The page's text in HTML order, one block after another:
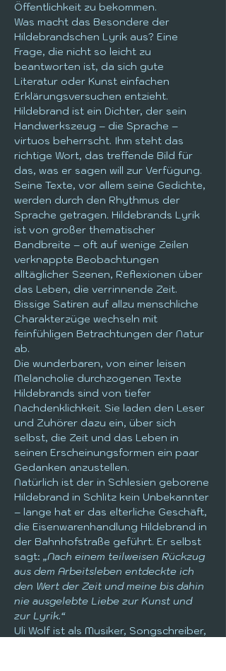
Öffentlichkeit zu bekommen.
Was macht das Besondere der
Hildebrandschen Lyrik aus? Eine
Frage, die nicht so leicht zu
beantworten ist, da sich gute
Literatur oder Kunst einfachen
Erklärungsversuchen entzieht.
Hildebrand ist ein Dichter, der sein
Handwerkszeug – die Sprache –
virtuos beherrscht. Ihm steht das
richtige Wort, das treffende Bild für
das, was er sagen will zur Verfügung.
Seine Texte, vor allem seine Gedichte,
werden durch den Rhythmus der
Sprache getragen. Hildebrands Lyrik
ist von großer thematischer
Bandbreite – oft auf wenige Zeilen
verknappte Beobachtungen
alltäglicher Szenen, Reflexionen über
das Leben, die verrinnende Zeit.
Bissige Satiren auf allzu menschliche
Charakterzüge wechseln mit
feinfühligen Betrachtungen der Natur
ab.
Die wunderbaren, von einer leisen
Melancholie durchzogenen Texte
Hildebrands sind von tiefer
Nachdenklichkeit. Sie laden den Leser
und Zuhörer dazu ein, über sich
selbst, die Zeit und das Leben in
seinen Erscheinungsformen ein paar
Gedanken anzustellen.
Natürlich ist der in Schlesien geborene
Hildebrand in Schlitz kein Unbekannter
– lange hat er das elterliche Geschäft,
die Eisenwarenhandlung Hildebrand in
der Bahnhofstraße geführt. Er selbst
sagt: „Nach einem teilweisen Rückzug
aus dem Arbeitsleben entdeckte ich
den Wert der Zeit und meine bis dahin
nie ausgelebte Liebe zur Kunst und
zur Lyrik.“
Uli Wolf ist als Musiker, Songschreiber,